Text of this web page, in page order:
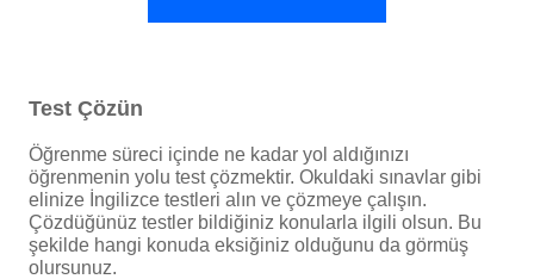
Test Çözün
Öğrenme süreci içinde ne kadar yol aldığınızı
öğrenmenin yolu test çözmektir. Okuldaki sınavlar gibi
elinize İngilizce testleri alın ve çözmeye çalışın.
Çözdüğünüz testler bildiğiniz konularla ilgili olsun. Bu
şekilde hangi konuda eksiğiniz olduğunu da görmüş
olursunuz.